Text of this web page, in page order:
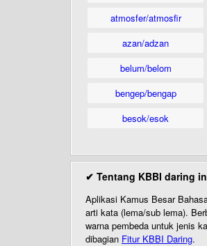
atmosfer/atmosfir
azan/adzan
belum/belom
bengep/bengap
besok/esok
✔ Tentang KBBI daring
Aplikasi Kamus Besar
arti kata (lema/sub lema).
warna pembeda untuk jenis
dibagian Fitur KBBI Daring.